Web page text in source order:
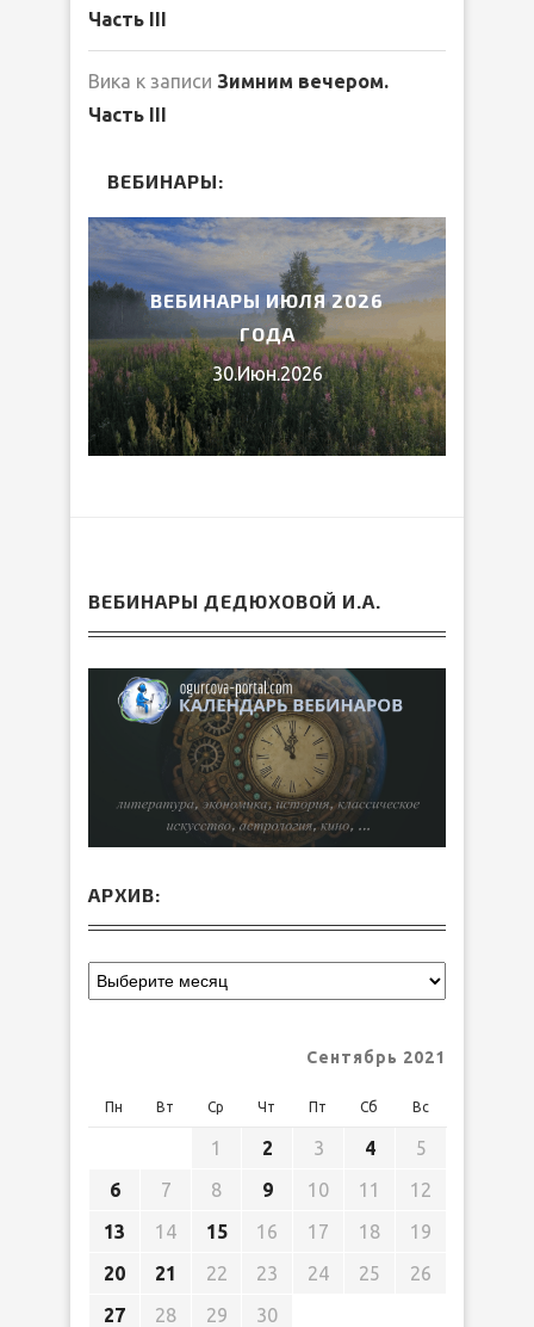
Часть III
Вика к записи Зимним вечером.
Часть III
ВЕБИНАРЫ:
ВЕБИНАРЫ ИЮЛЯ 2026
ГОДА
30.Июн.2026
ВЕБИНАРЫ ДЕДЮХОВОЙ И.А.
АРХИВ:
Сентябрь 2021
Пн Вт Ср Чт Пт Сб Вс
1 2 3 4
5
6
7 8 9 10 11
12
13
14 15 16 17 18
19
20
21 22 23 24 25
26
27
28 29 30